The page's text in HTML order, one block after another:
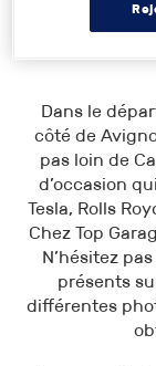
Toutes les
Dans le
côté de
pas loin de
d’occasion
Tesla, Rolls
Chez Top
N’hésitez
présents
différentes